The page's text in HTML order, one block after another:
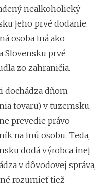
nealkoholický
jeho prvé dodanie.
osoba iná ako
Slovensku prvé
zo zahraničia.
dochádza dňom
tovaru) v tuzemsku,
prevedie právo
na inú osobu. Teda,
dodá výrobca inej
v dôvodovej správa,
rozumieť tiež